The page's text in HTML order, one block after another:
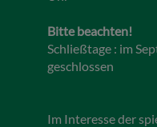
Bitte beachten!
Schließtage : im
geschlossen
Im Interesse der